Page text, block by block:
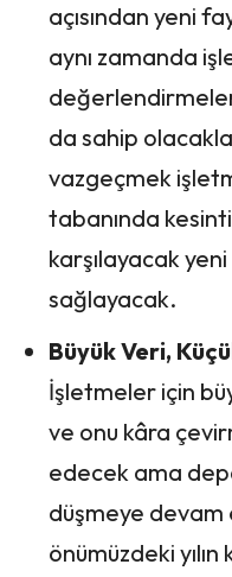
açısından yeni
aynı zamanda
da sahip
vazgeçmek
tabanında
karşılayacak
sağlayacak.
Büyük Veri,
İşletmeler için
ve onu kâra
edecek ama
düşmeye devam
önümüzdeki